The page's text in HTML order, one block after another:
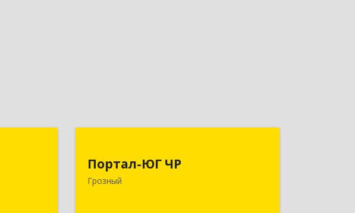
г,
Портал-ЮГ ЧР
Грозный
364906, Чеченская Респ, Грозный г,